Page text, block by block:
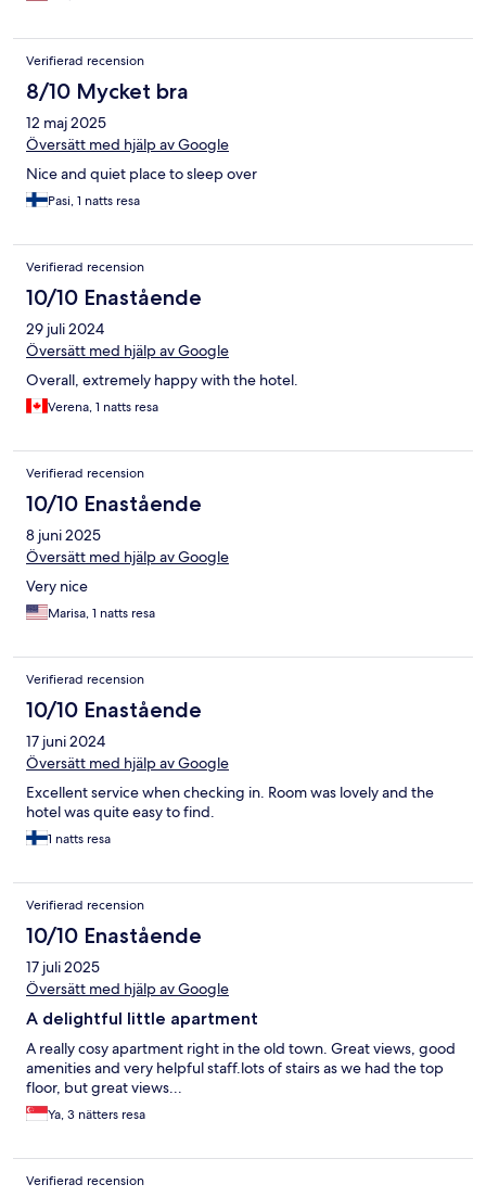
Verifierad recension
8/10 Mycket bra
12 maj 2025
Översätt med hjälp av Google
Nice and quiet place to sleep over
Pasi, 1 natts resa
Verifierad recension
10/10 Enastående
29 juli 2024
Översätt med hjälp av Google
Overall, extremely happy with the hotel.
Verena, 1 natts resa
Verifierad recension
10/10 Enastående
8 juni 2025
Översätt med hjälp av Google
Very nice
Marisa, 1 natts resa
Verifierad recension
10/10 Enastående
17 juni 2024
Översätt med hjälp av Google
Excellent service when checking in. Room was lovely and the
hotel was quite easy to find.
1 natts resa
Verifierad recension
10/10 Enastående
17 juli 2025
Översätt med hjälp av Google
A delightful little apartment
A really cosy apartment right in the old town. Great views, good
amenities and very helpful staff.lots of stairs as we had the top
floor, but great views...
Ya, 3 nätters resa
Verifierad recension